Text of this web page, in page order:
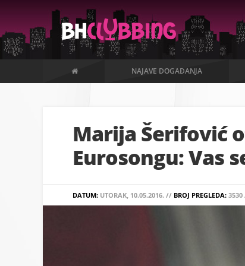
NAJAVE DOGAĐANJA
Marija Šerifović
Eurosongu: Vas
DATUM: UTORAK, 10.05.2016. // BROJ PREGLEDA: